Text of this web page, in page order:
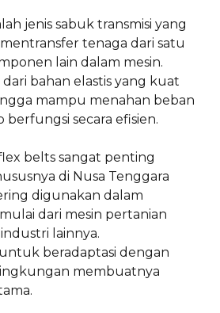
jenis sabuk transmisi yang
tenaga dari satu
lain dalam mesin.
bahan elastis yang kuat
mampu menahan beban
berfungsi secara efisien.
belts sangat penting
di Nusa Tenggara
digunakan dalam
dari mesin pertanian
lainnya.
beradaptasi dengan
membuatnya